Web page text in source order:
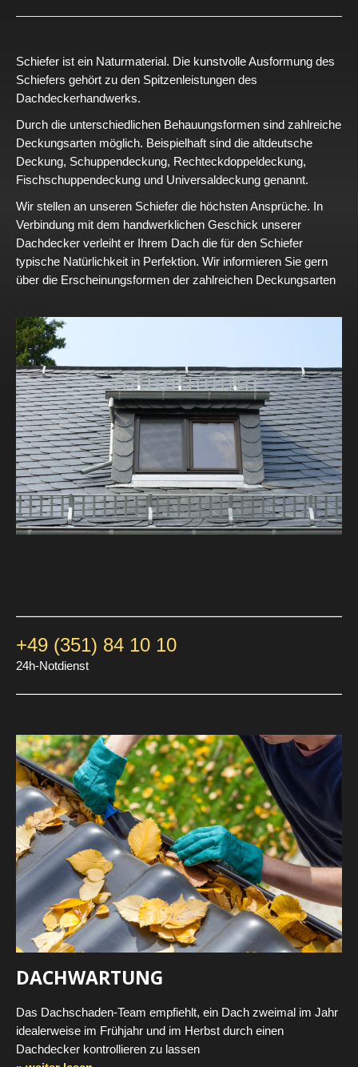
Schiefer ist ein Naturmaterial. Die kunstvolle Ausformung des
Schiefers gehört zu den Spitzenleistungen des
Dachdeckerhandwerks.
Durch die unterschiedlichen Behauungsformen sind zahlreiche
Deckungsarten möglich. Beispielhaft sind die altdeutsche
Deckung, Schuppendeckung, Rechteckdoppeldeckung,
Fischschuppendeckung und Universaldeckung genannt.
Wir stellen an unseren Schiefer die höchsten Ansprüche. In
Verbindung mit dem handwerklichen Geschick unserer
Dachdecker verleiht er Ihrem Dach die für den Schiefer
typische Natürlichkeit in Perfektion. Wir informieren Sie gern
über die Erscheinungsformen der zahlreichen Deckungsarten
+49 (351) 84 10 10
24h-Notdienst
DACHWARTUNG
Das Dachschaden-Team empfiehlt, ein Dach zweimal im Jahr
idealerweise im Frühjahr und im Herbst durch einen
Dachdecker kontrollieren zu lassen